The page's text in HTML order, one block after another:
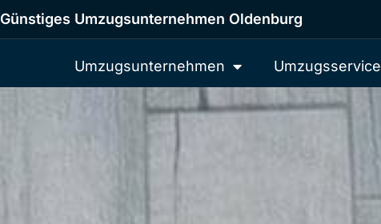
Günstiges Umzugsunternehmen Oldenburg
Umzugsunternehmen Umzugsservice